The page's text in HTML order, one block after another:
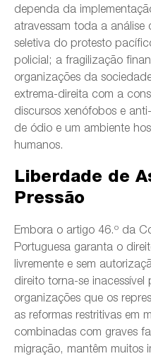
dependa da
atravessam toda a análise
seletiva do protesto
policial; a fragilização
organizações da
extrema-direita com a
discursos xenófobos e
de ódio e um ambiente
humanos.
Liberdade de
Pressão
Embora o artigo 46.º da
Portuguesa garanta o
livremente e sem
direito torna-se
organizações que os
as reformas restritivas em
combinadas com graves
migração, mantêm muitos